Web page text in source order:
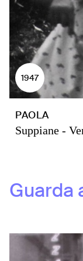
1947
PAOLA
Suppiane -
Guarda